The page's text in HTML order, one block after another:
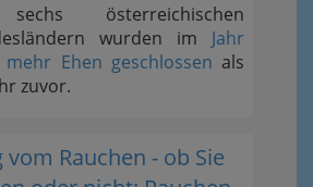
österreichischen
wurden im Jahr
mehr Ehen geschlossen als
zuvor.
vom Rauchen - ob Sie